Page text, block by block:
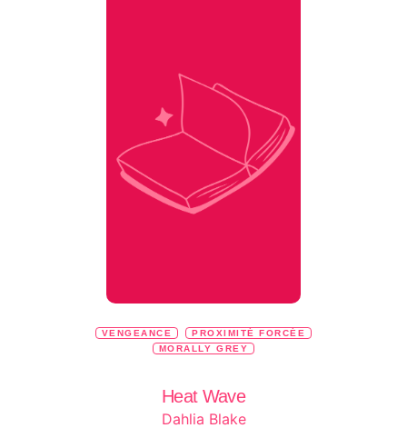
VENGEANCE
PROXIMITÉ FORCÉE
MORALLY GREY
Heat Wave
Dahlia Blake